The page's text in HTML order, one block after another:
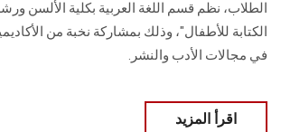
الطلاب، نظم قسم اللغة العربية بكلية الألسن
الكتابة للأطفال"، وذلك بمشاركة نخبة من
في مجالات الأدب والنشر.
اقرأ المزيد